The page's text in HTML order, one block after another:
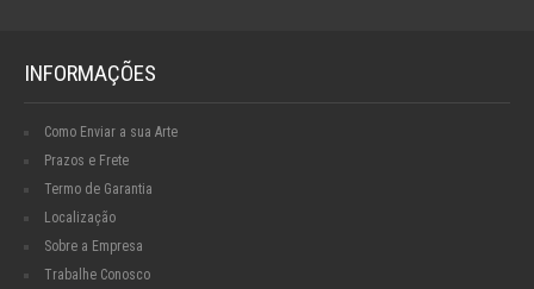
INFORMAÇÕES
Como Enviar a sua Arte
Prazos e Frete
Termo de Garantia
Localização
Sobre a Empresa
Trabalhe Conosco